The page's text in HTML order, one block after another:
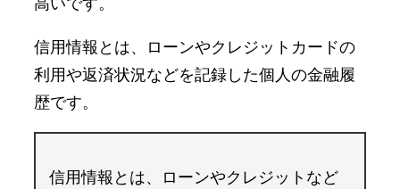
信用情報とは、ローンやクレジットカードの
利用や返済状況などを記録した個人の金融履
歴です。
信用情報とは、ローンやクレジットなど